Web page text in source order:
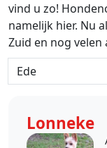
vind u zo!
namelijk hier. Nu
Zuid en nog velen
Lonneke